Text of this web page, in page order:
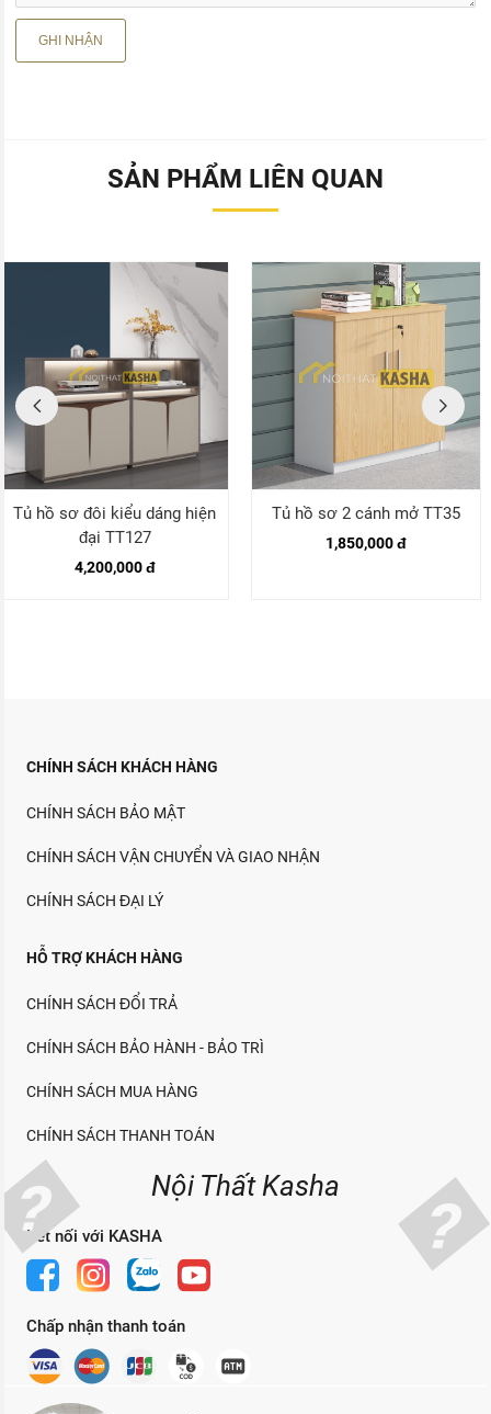
SẢN PHẨM LIÊN QUAN
Tủ hồ sơ đôi kiểu dáng hiện
đại TT127
4,200,000 đ
Tủ hồ sơ 2 cánh mở TT35
1,850,000 đ
CHÍNH SÁCH KHÁCH HÀNG
CHÍNH SÁCH BẢO MẬT
CHÍNH SÁCH VẬN CHUYỂN VÀ GIAO NHẬN
CHÍNH SÁCH ĐẠI LÝ
HỖ TRỢ KHÁCH HÀNG
CHÍNH SÁCH ĐỔI TRẢ
CHÍNH SÁCH BẢO HÀNH - BẢO TRÌ
CHÍNH SÁCH MUA HÀNG
CHÍNH SÁCH THANH TOÁN
Nội Thất Kasha
Kết nối với KASHA
Chấp nhận thanh toán